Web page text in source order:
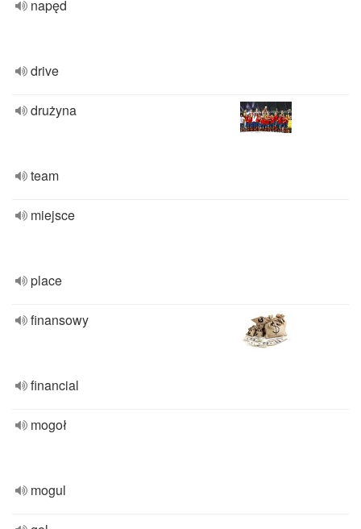
napęd
drive
drużyna
team
miejsce
place
finansowy
financial
mogoł
mogul